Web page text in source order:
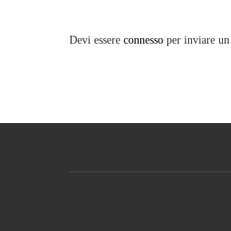
Devi essere connesso per inviare